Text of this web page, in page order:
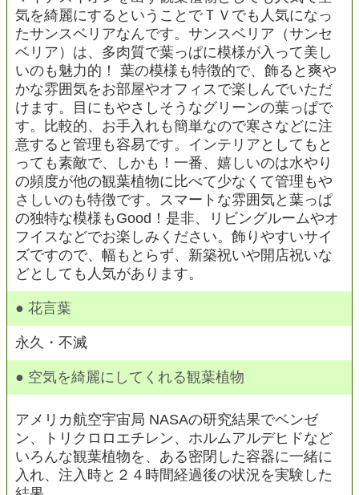
気を綺麗にするということでＴＶでも人気になっ
たサンスベリアなんです。サンスベリア（サンセ
ベリア）は、多肉質で葉っぱに模様が入って美し
いのも魅力的！ 葉の模様も特徴的で、飾ると爽や
かな雰囲気をお部屋やオフィスで楽しんでいただ
けます。目にもやさしそうなグリーンの葉っぱで
す。比較的、お手入れも簡単なので寒さなどに注
意すると管理も容易です。インテリアとしてもと
っても素敵で、しかも！一番、嬉しいのは水やり
の頻度が他の観葉植物に比べて少なくて管理もや
さしいのも特徴です。スマートな雰囲気と葉っぱ
の独特な模様もGood！是非、リビングルームやオ
フイスなどでお楽しみください。飾りやすいサイ
ズですので、幅もとらず、新築祝いや開店祝いな
どとしても人気があります。
● 花言葉
永久・不滅
● 空気を綺麗にしてくれる観葉植物
アメリカ航空宇宙局 NASAの研究結果でベンゼ
ン、トリクロロエチレン、ホルムアルデヒドなど
いろんな観葉植物を、ある密閉した容器に一緒に
入れ、注入時と２４時間経過後の状況を実験した